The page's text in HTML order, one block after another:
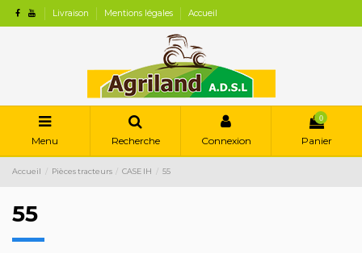
Livraison Mentions légales Accueil
Menu Recherche Connexion
0
Panier
Accueil Pièces tracteurs CASE IH 55
55